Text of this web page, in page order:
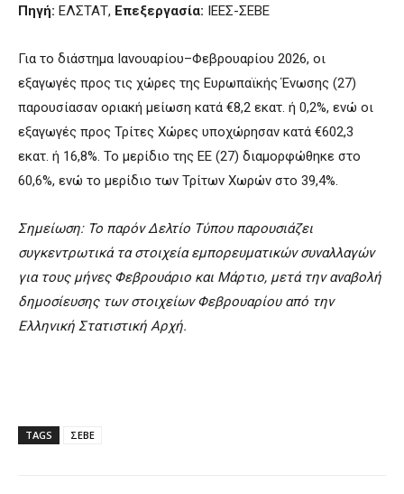
Πηγή: ΕΛΣΤΑΤ, Επεξεργασία: ΙΕΕΣ-ΣΕΒΕ
Για το διάστημα Ιανουαρίου–Φεβρουαρίου 2026, οι
εξαγωγές προς τις χώρες της Ευρωπαϊκής Ένωσης (27)
παρουσίασαν οριακή μείωση κατά €8,2 εκατ. ή 0,2%, ενώ οι
εξαγωγές προς Τρίτες Χώρες υποχώρησαν κατά €602,3
εκατ. ή 16,8%. Το μερίδιο της ΕΕ (27) διαμορφώθηκε στο
60,6%, ενώ το μερίδιο των Τρίτων Χωρών στο 39,4%.
Σημείωση: Το παρόν Δελτίο Τύπου παρουσιάζει
συγκεντρωτικά τα στοιχεία εμπορευματικών συναλλαγών
για τους μήνες Φεβρουάριο και Μάρτιο, μετά την αναβολή
δημοσίευσης των στοιχείων Φεβρουαρίου από την
Ελληνική Στατιστική Αρχή.
TAGS ΣΕΒΕ